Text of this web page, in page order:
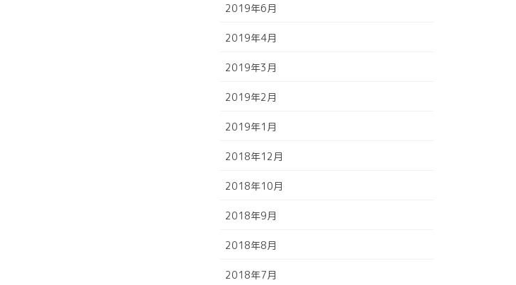
2019年6月
2019年4月
2019年3月
2019年2月
2019年1月
2018年12月
2018年10月
2018年9月
2018年8月
2018年7月